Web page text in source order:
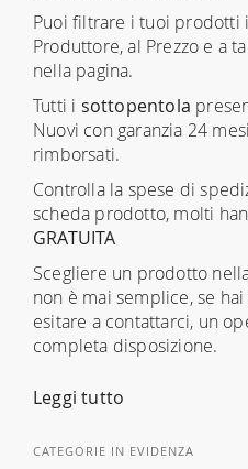
Puoi filtrare i tuoi prodotti
Produttore, al Prezzo e a
nella pagina.
Tutti i sottopentola
Nuovi con garanzia 24
rimborsati.
Controlla la spese di
scheda prodotto, molti
GRATUITA
Scegliere un prodotto
non è mai semplice, se
esitare a contattarci, un
completa disposizione.
Leggi tutto
CATEGORIE IN EVIDENZA